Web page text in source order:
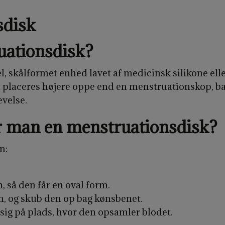
skålformet enhed lavet af medicinsk silikone
højere oppe end en menstruationskop,
en menstruationsdisk?
så den får en oval form.
og skub den op bag kønsbenet.
på plads, hvor den opsamler blodet.